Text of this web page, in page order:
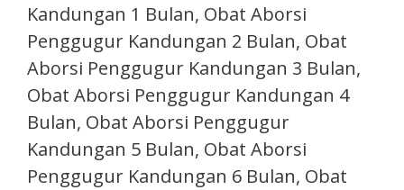
Kandungan 1 Bulan, Obat Aborsi
Penggugur Kandungan 2 Bulan, Obat
Aborsi Penggugur Kandungan 3 Bulan,
Obat Aborsi Penggugur Kandungan 4
Bulan, Obat Aborsi Penggugur
Kandungan 5 Bulan, Obat Aborsi
Penggugur Kandungan 6 Bulan, Obat